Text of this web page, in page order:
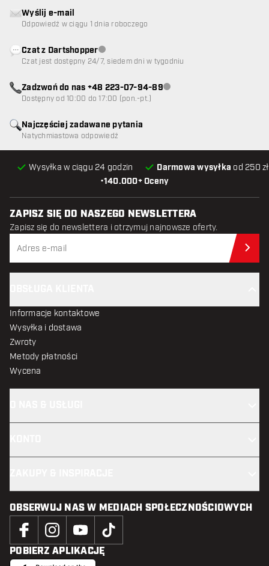
•140.000+ Oceny
Wysyłka w ciągu 24 godzin Darmowa wysyłka od 250
Najczęściej zadawane pytania
Natychmiastowa odpowiedź
Wyślij e-mail
Odpowiedź w ciągu 1 dnia roboczego
Czat z DartshopperObsługa klienta niedostępna
Czat jest dostępny 24/7, siedem dni w tygodniu
Zadzwoń do nas +48 223-07-94-89Obsługa klienta niedostępna
Dostępny od 10:00 do 17:00 (pon.-pt.)
ZAPISZ SIĘ DO NASZEGO NEWSLETTERA
Zapisz się do newslettera i otrzymuj najnowsze oferty.
Informacje kontaktowe
Wysyłka i dostawa
Zwroty
Metody płatności
Wycena
OBSERWUJ NAS W MEDIACH SPOŁECZNOŚCIOWYCH
POBIERZ APLIKACJĘ